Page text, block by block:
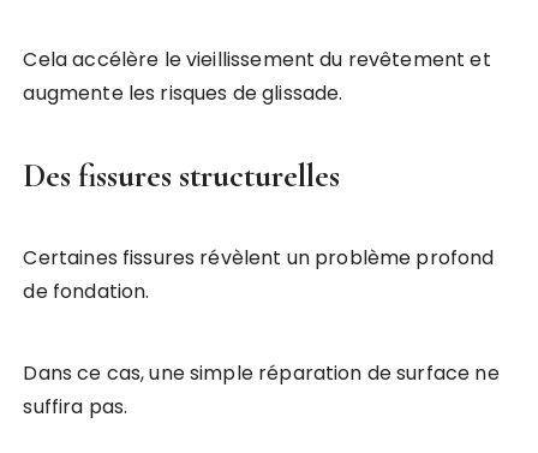
Cela accélère le vieillissement du revêtement et
augmente les risques de glissade.
Des fissures structurelles
Certaines fissures révèlent un problème profond
de fondation.
Dans ce cas, une simple réparation de surface ne
suffira pas.